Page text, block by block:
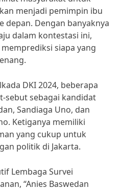
menjadi pemimpin ibu
depan. Dengan banyaknya
dalam kontestasi ini,
siapa yang
DKI 2024, beberapa
sebut sebagai kandidat
Sandiaga Uno, dan
Ketiganya memiliki
yang cukup untuk
politik di Jakarta.
Lembaga Survei
“Anies Baswedan